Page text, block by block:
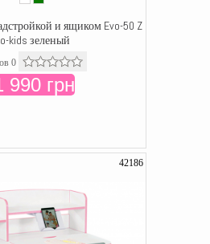
и ящиком Evo-50 Z
kids зеленый
0
990 грн
42186